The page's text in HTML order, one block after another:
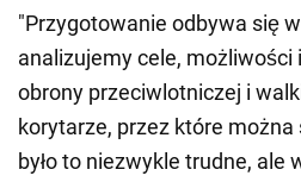
"Przygotowanie odbywa się
analizujemy cele,
obrony przeciwlotniczej i
korytarze, przez które
było to niezwykle trudne, ale